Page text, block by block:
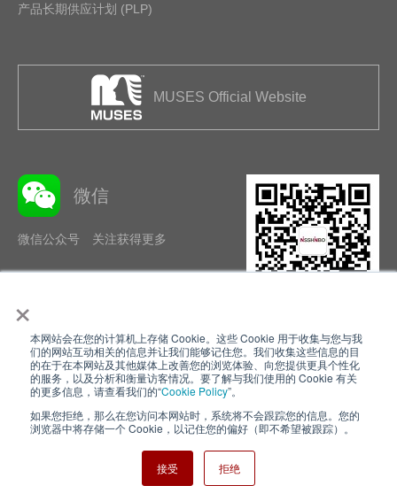
×
本网站会在您的计算机上存储 Cookie。这些 Cookie 用于收集与您与我
们的网站互动相关的信息并让我们能够记住您。我们收集这些信息的目
的在于在本网站及其他媒体上改善您的浏览体验、向您提供更具个性化
的服务，以及分析和衡量访客情况。要了解与我们使用的 Cookie 有关
的更多信息，请查看我们的“Cookie Policy”。
如果您拒绝，那么在您访问本网站时，系统将不会跟踪您的信息。您的
浏览器中将存储一个 Cookie，以记住您的偏好（即不希望被跟踪）。
接受 拒绝
产品长期供应计划 (PLP)
MUSES Official Website
微信
微信公众号 关注获得更多
隐私政策 使用条款
Cookie Policy 网站地图
Nisshinbo Holdings Inc.
Copyright ⓒ Nisshinbo Micro Devices Inc. All Rights Reserved.